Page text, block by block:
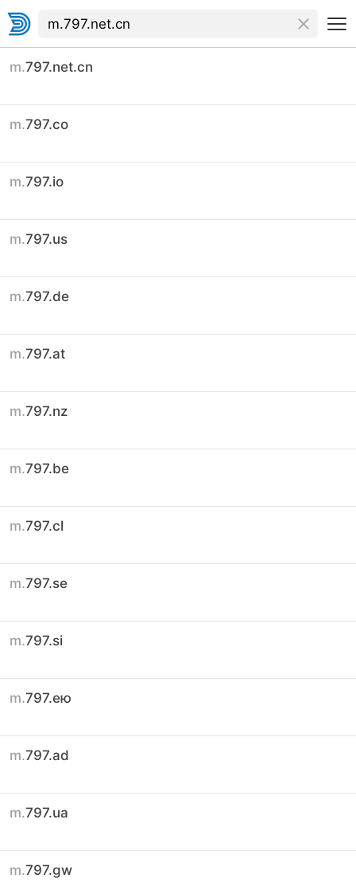
m.797.net.cn
m.797.co
m.797.io
m.797.us
m.797.de
m.797.at
m.797.nz
m.797.be
m.797.cl
m.797.se
m.797.si
m.797.ею
m.797.ad
m.797.ua
m.797.gw